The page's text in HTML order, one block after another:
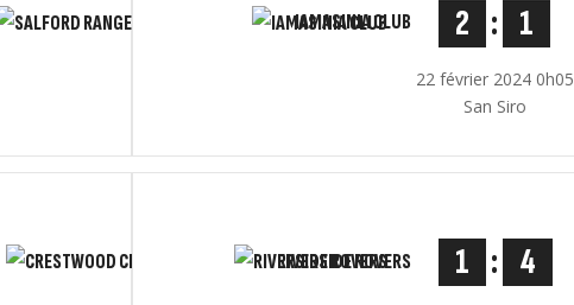
IAMASINIA CLUB 2 : 1
22 février 2024 0h05
San Siro
RIVERSIDE ROVERS 1 : 4